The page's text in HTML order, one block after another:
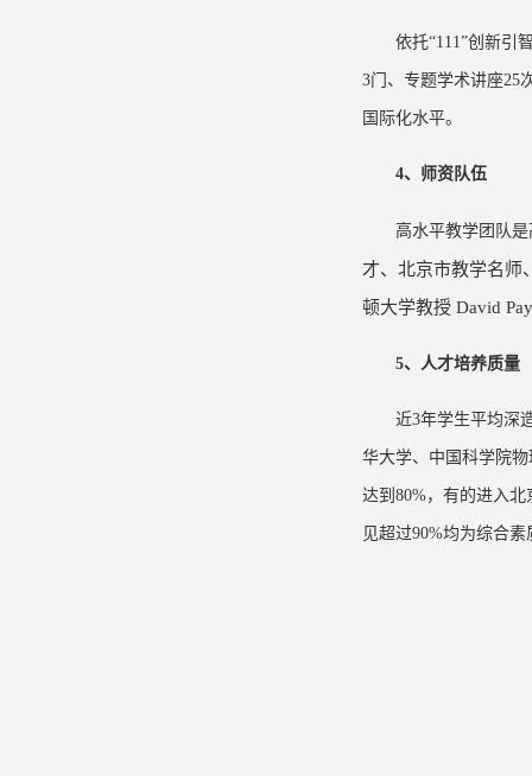
依托“111”创新引
3门、专题学术讲座25
国际化水平。
4、师资队伍
高水平教学团队
才、北京市教学名师
顿大学教授 David
5、人才培养质量
近3年学生平均深
华大学、中国科学院
达到80%，有的进入
见超过90%均为综合